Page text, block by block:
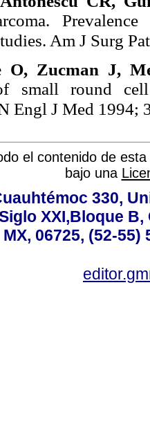
Am J Surg
O, Zucman J,
small round
Engl J Med 1994;
el contenido de
bajo una
330,
XXI,Bloque
MX, 06725, (52-55)